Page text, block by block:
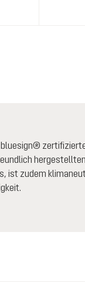
bluesign®
ist zudem